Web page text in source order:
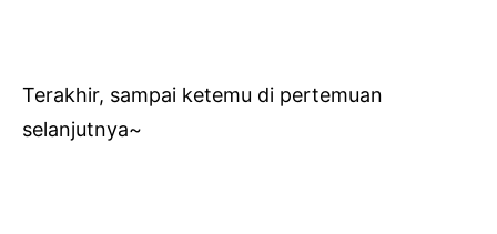
Terakhir, sampai ketemu di pertemuan
selanjutnya~